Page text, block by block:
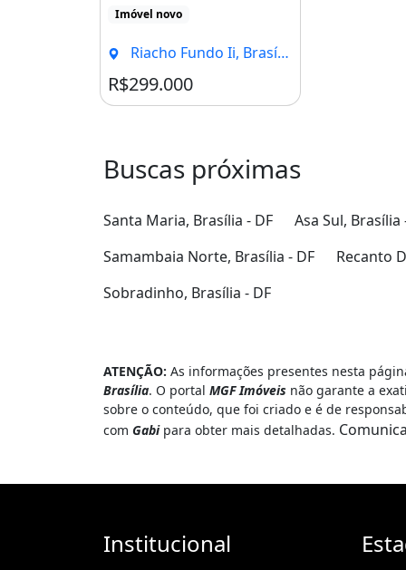
Imóvel novo
Riacho Fundo Ii, Brasília - DF
R$299.000
Buscas próximas
Santa Maria, Brasília - DF Asa Sul, Brasília
Samambaia Norte, Brasília - DF
Recanto
Sobradinho, Brasília - DF
ATENÇÃO: As informações presentes nesta
Brasília. O portal MGF Imóveis não garante a
sobre o conteúdo, que foi criado e é de
com Gabipara obter mais detalhadas.
Institucional